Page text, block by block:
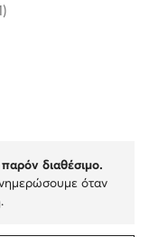
διαθέσιμο.
όταν